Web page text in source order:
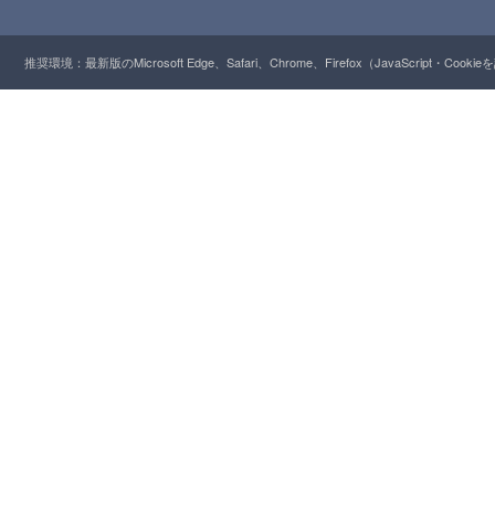
推奨環境：最新版のMicrosoft Edge、Safari、Chrome、Firefox（JavaScript・Cookie